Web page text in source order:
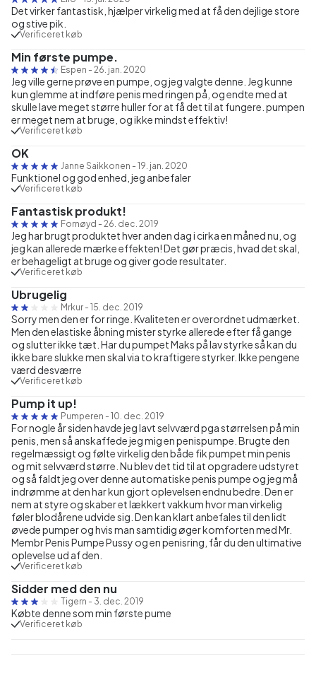
Det virker fantastisk, hjælper virkelig med at få den dejlige store
og stive pik.
Verificeret køb
Min første pumpe.
Espen - 26. jan. 2020
Jeg ville gerne prøve en pumpe, og jeg valgte denne. Jeg kunne
kun glemme at indføre penis med ringen på, og endte med at
skulle lave meget større huller for at få det til at fungere. pumpen
er meget nem at bruge, og ikke mindst effektiv!
Verificeret køb
OK
Janne Saikkonen - 19. jan. 2020
Funktionel og god enhed, jeg anbefaler
Verificeret køb
Fantastisk produkt!
Fornøyd - 26. dec. 2019
Jeg har brugt produktet hver anden dag i cirka en måned nu, og
jeg kan allerede mærke effekten! Det gør præcis, hvad det skal,
er behageligt at bruge og giver gode resultater.
Verificeret køb
Ubrugelig
Mrkur - 15. dec. 2019
Sorry men den er for ringe. Kvaliteten er overordnet udmærket.
Men den elastiske åbning mister styrke allerede efter få gange
og slutter ikke tæt. Har du pumpet Maks på lav styrke så kan du
ikke bare slukke men skal via to kraftigere styrker. Ikke pengene
værd desværre
Verificeret køb
Pump it up!
Pumperen - 10. dec. 2019
For nogle år siden havde jeg lavt selvværd pga størrelsen på min
penis, men så anskaffede jeg mig en penispumpe. Brugte den
regelmæssigt og følte virkelig den både fik pumpet min penis
og mit selvværd større. Nu blev det tid til at opgradere udstyret
og så faldt jeg over denne automatiske penis pumpe og jeg må
indrømme at den har kun gjort oplevelsen endnu bedre. Den er
nem at styre og skaber et lækkert vakkum hvor man virkelig
føler blodårene udvide sig. Den kan klart anbefales til den lidt
øvede pumper og hvis man samtidig øger komforten med Mr.
Membr Penis Pumpe Pussy og en penisring, får du den ultimative
oplevelse ud af den.
Verificeret køb
Sidder med den nu
Tigern - 3. dec. 2019
Købte denne som min første pume
Verificeret køb